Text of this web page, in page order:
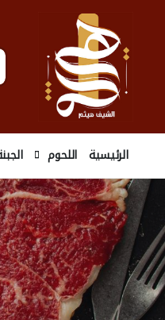
الرئيسية اللحوم